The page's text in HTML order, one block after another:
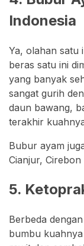
Indonesia
Ya, olahan satu
beras satu ini
yang banyak
sangat gurih
daun bawang,
terakhir
Bubur ayam
Cianjur,
5.
Berbeda
bumbu